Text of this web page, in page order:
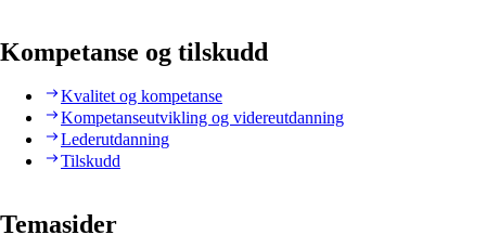
Kompetanse og tilskudd
Kvalitet og kompetanse
Kompetanseutvikling og videreutdanning
Lederutdanning
Tilskudd
Temasider